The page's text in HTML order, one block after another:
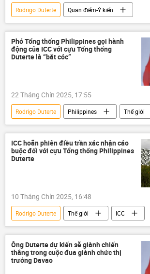
Rodrigo Duterte
Quan điểm-Ý kiến
chuyên gia
Chính trị
Philippines
cuộc biểu tình
phương Tây
Phó Tổng thống Philippines gọi hành
động của ICC với cựu Tổng thống
Duterte là “bắt cóc”
22 Tháng Chín 2025, 17:55
Rodrigo Duterte Philippines
Thế giới
Chính trị
ICC
Tòa án Hình sự Quốc tế (ICC)
ICC hoãn phiên điều trần xác nhận cáo
buộc đối với cựu Tổng thống Philippines
Duterte
10 Tháng Chín 2025, 16:48
Rodrigo Duterte Thế giới
ICC
Tòa án Hình sự Quốc tế (ICC)
Chính trị
Philippines
Ông Duterte dự kiến sẽ giành chiến
thắng trong cuộc đua giành chức thị
trưởng Davao